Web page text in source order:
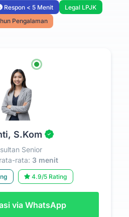
Respon < 5 Menit
Legal LPJK
Pengalaman
S.Kom
Senior
rata: 3 menit
4.9/5 Rating
via WhatsApp